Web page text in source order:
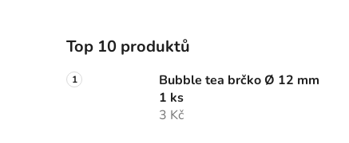
Top 10 produktů
Bubble tea brčko Ø 12 mm
1 ks
3 Kč